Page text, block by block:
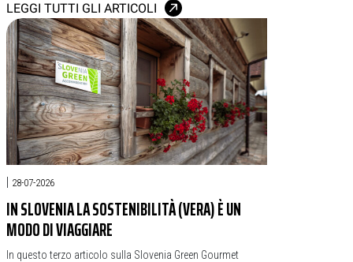
LEGGI TUTTI GLI ARTICOLI
| 28-07-2026
IN SLOVENIA LA SOSTENIBILITÀ (VERA) È UN
MODO DI VIAGGIARE
In questo terzo articolo sulla Slovenia Green Gourmet